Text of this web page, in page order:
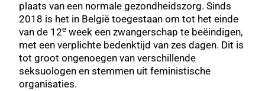
plaats van een normale gezondheidszorg. Sinds
2018 is het in België toegestaan om tot het einde
van de 12e week een zwangerschap te beëindigen,
met een verplichte bedenktijd van zes dagen. Dit is
tot groot ongenoegen van verschillende
seksuologen en stemmen uit feministische
organisaties.